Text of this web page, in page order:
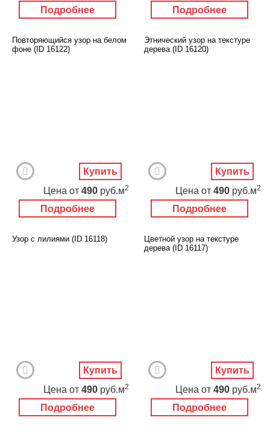
Подробнее Подробнее
Повторяющийся узор на белом
фоне (ID 16122)
Подробнее
Цена от 490 руб.м2
Купить
Этнический узор на текстуре
дерева (ID 16120)
Подробнее
Цена от 490 руб.м2
Купить
Узор с лилиями (ID 16118)
Подробнее
Цена от 490 руб.м2
Купить
Цветной узор на текстуре
дерева (ID 16117)
Подробнее
Цена от 490 руб.м2
Купить